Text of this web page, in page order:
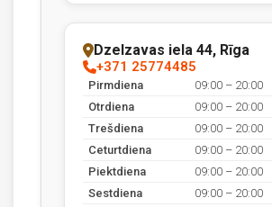
Dzelzavas iela 44, Rīga
+371 25774485
Pirmdiena
09:00 – 20:00
Otrdiena
09:00 – 20:00
Trešdiena
09:00 – 20:00
Ceturtdiena
09:00 – 20:00
Piektdiena
09:00 – 20:00
Sestdiena
09:00 – 20:00